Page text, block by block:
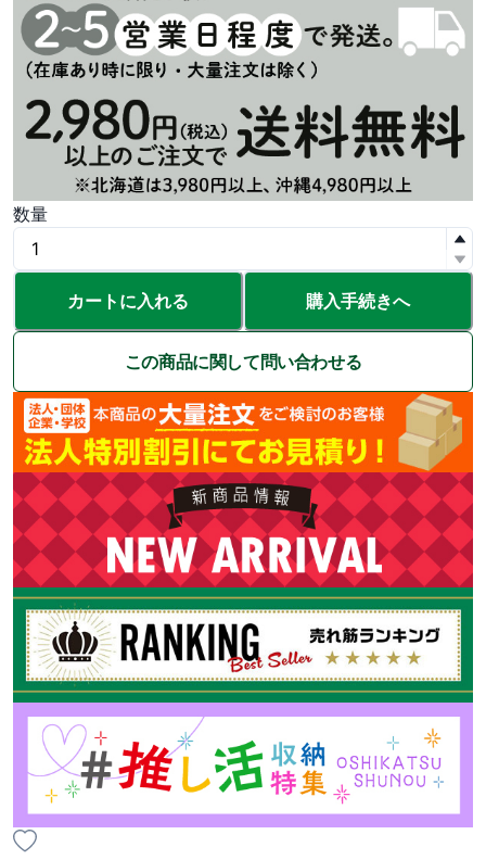
数量
カートに入れる 購入手続きへ
この商品に関して問い合わせる